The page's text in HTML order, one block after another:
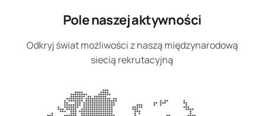
Pole naszej aktywności
Odkryj świat możliwości z naszą międzynarodową
siecią rekrutacyjną